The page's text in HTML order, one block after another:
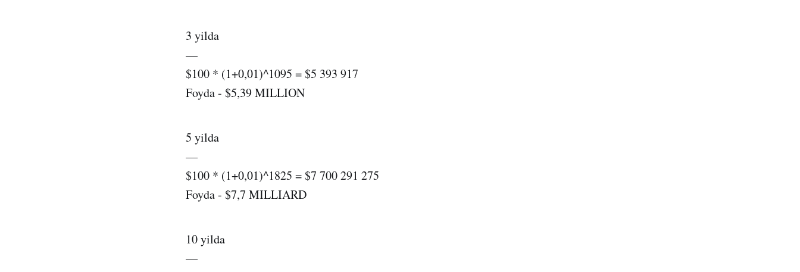
3 yilda
—
$100 * (1+0,01)^1095 = $5 393 917
Foyda - $5,39 MILLION
5 yilda
—
$100 * (1+0,01)^1825 = $7 700 291 275
Foyda - $7,7 MILLIARD
10 yilda
—